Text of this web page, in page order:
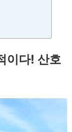
이다! 산호